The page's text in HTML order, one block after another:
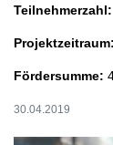
Teilnehmerzahl:
Projektzeitraum:
Fördersumme:
30.04.2019